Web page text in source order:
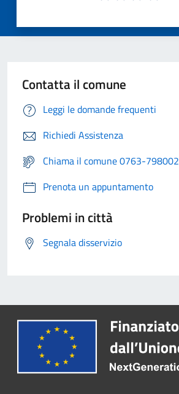
Contatta il comune
Leggi le domande frequenti
Richiedi Assistenza
Chiama il comune 0763-798002
Prenota un appuntamento
Problemi in città
Segnala disservizio